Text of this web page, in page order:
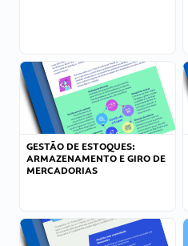
GESTÃO DE ESTOQUES:
ARMAZENAMENTO E GIRO DE
MERCADORIAS